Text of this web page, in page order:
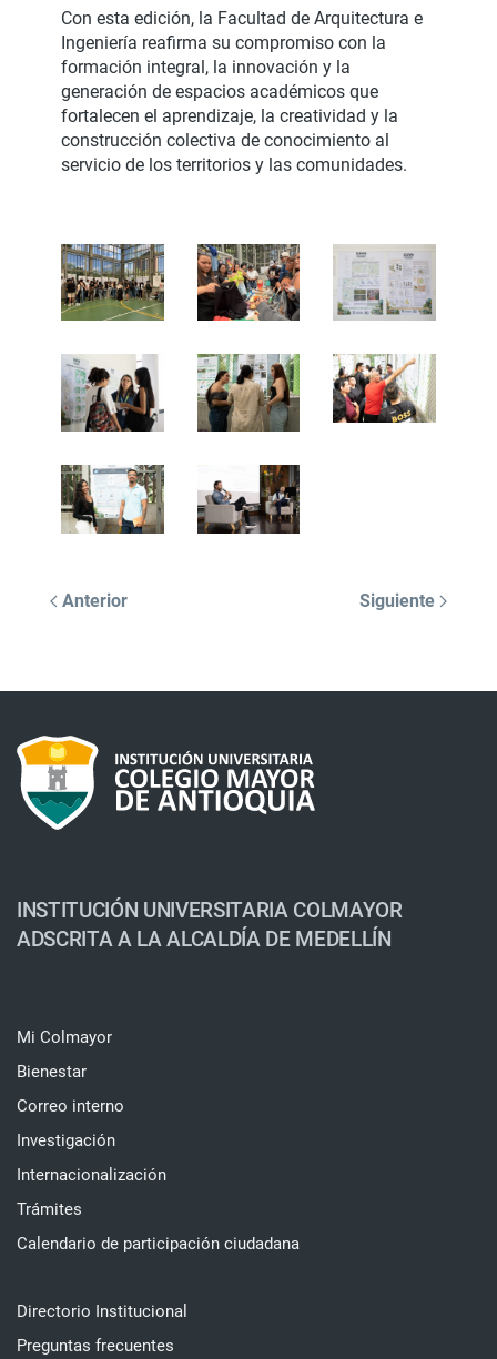
Con esta edición, la Facultad de Arquitectura e
Ingeniería reafirma su compromiso con la
formación integral, la innovación y la
generación de espacios académicos que
fortalecen el aprendizaje, la creatividad y la
construcción colectiva de conocimiento al
servicio de los territorios y las comunidades.
Anterior Siguiente
INSTITUCIÓN UNIVERSITARIA COLMAYOR
ADSCRITA A LA ALCALDÍA DE MEDELLÍN
Mi Colmayor
Bienestar
Correo interno
Investigación
Internacionalización
Trámites
Calendario de participación ciudadana
Directorio Institucional
Preguntas frecuentes